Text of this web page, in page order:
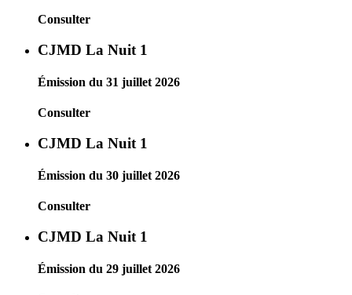
Consulter
CJMD La Nuit 1
Émission du 31 juillet 2026
Consulter
CJMD La Nuit 1
Émission du 30 juillet 2026
Consulter
CJMD La Nuit 1
Émission du 29 juillet 2026